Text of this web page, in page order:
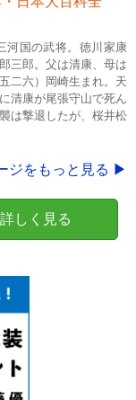
河国の武将。徳川家康
三郎。父は清康、母は
二六）岡崎生まれ。天
清康が尾張守山で死ん
は撃退したが、桜井松
ジをもっと見る ▶
しく見る